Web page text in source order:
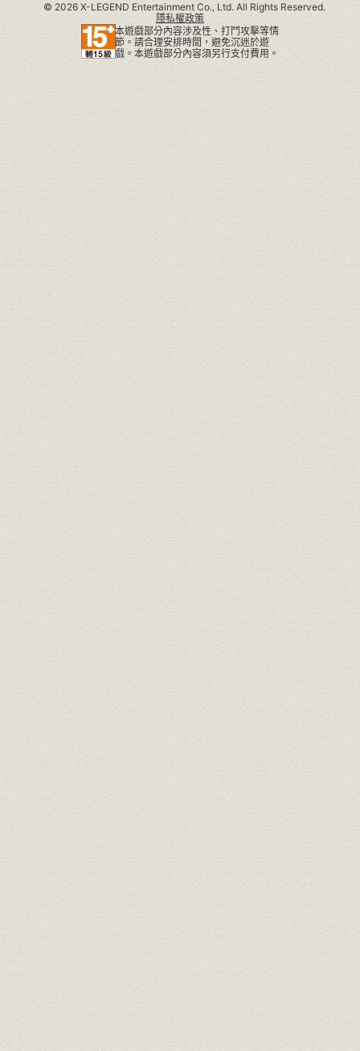
© 2026 X-LEGEND Entertainment Co., Ltd. All Rights Reserved.
隱私權政策
本遊戲部分內容涉及性、打鬥攻擊等情
節。請合理安排時間，避免沉迷於遊
戲。本遊戲部分內容須另行支付費用。